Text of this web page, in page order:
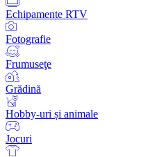
Echipamente RTV
Fotografie
Frumuseţe
Grădină
Hobby-uri și animale
Jocuri